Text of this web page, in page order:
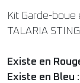
Kit Garde-
TALARIA STING
Existe en
Existe en Bleu